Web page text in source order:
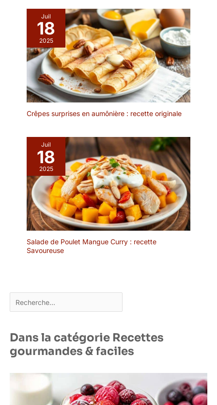
POUR LA DÉCORATION:
Utilisez-le également
comme plateau décoratif
pour bougies, vases,
compositions florales ou
décorations saisonnières
sur une table à manger,
une table basse ou un
buffet. ✔ VERRE
ENTRETIEN FACILE:
transparent de qualité, ce
plat de service est
durable, stable et facile à
nettoyer pour une
utilisation quotidienne ou
lors de réceptions et
événements.
Juil
18
2025
Crêpes surprises en aumônière : recette originale
Juil
18
2025
Salade de Poulet Mangue Curry : recette
Savoureuse
Rechercher
Dans la catégorie Recettes
gourmandes & faciles